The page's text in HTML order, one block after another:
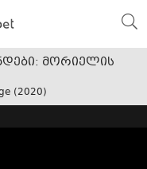
მორიელის
(2020)